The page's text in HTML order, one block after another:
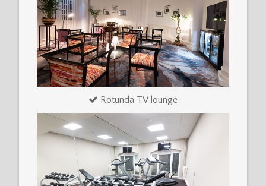
Rotunda TV lounge